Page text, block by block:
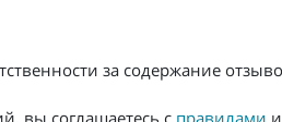
за содержание